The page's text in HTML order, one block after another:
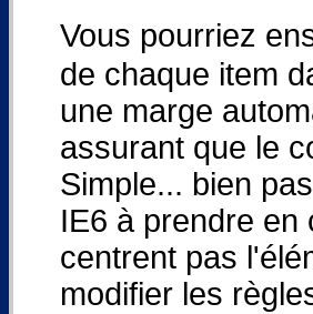
Vous pourriez
de chaque item
une marge
assurant que le
Simple... bien
IE6 à prendre en
centrent pas
modifier les